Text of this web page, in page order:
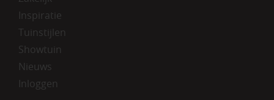
Inspiratie
Tuinstijlen
Showtuin
Nieuws
Inloggen